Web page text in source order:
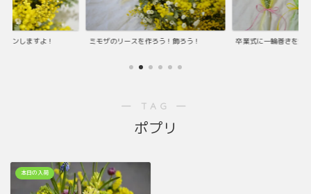
スンしますよ！ ミモザのリースを作ろう！飾ろう！ 卒業式に一輪巻きを渡
― TAG ―
ポプリ
本日の入荷